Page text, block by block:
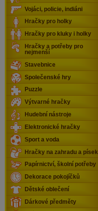
Vojáci, policie, indiáni
Hračky pro holky
Hračky pro kluky i holky
Hračky a potřeby pro
nejmenší
Stavebnice
Společenské hry
Puzzle
Výtvarné hračky
Hudební nástroje
Elektronické hračky
Sport a voda
Hračky na zahradu a písek
Papírnictví, školní potřeby
Dekorace pokojíčků
Dětské oblečení
Dárkové předměty